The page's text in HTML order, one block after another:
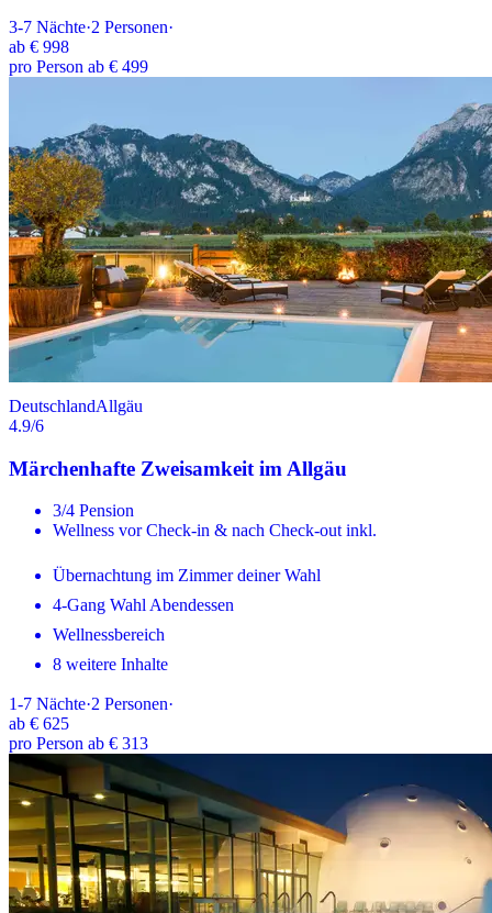
3-7 Nächte·2 Personen·
ab € 998
pro Person ab € 499
DeutschlandAllgäu
4.9/6
Märchenhafte Zweisamkeit im Allgäu
3/4 Pension
Wellness vor Check-in & nach Check-out inkl.
Übernachtung im Zimmer deiner Wahl
4-Gang Wahl Abendessen
Wellnessbereich
8 weitere Inhalte
1-7 Nächte·2 Personen·
ab € 625
pro Person ab € 313